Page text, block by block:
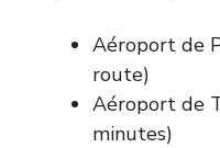
Aéroport de
route)
Aéroport de
minutes)